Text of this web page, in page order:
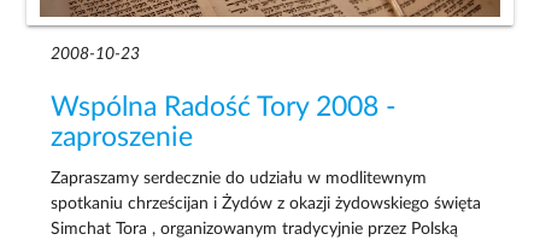
2008-10-23
Wspólna Radość Tory 2008 -
zaproszenie
Zapraszamy serdecznie do udziału w modlitewnym
spotkaniu chrześcijan i Żydów z okazji żydowskiego święta
Simchat Tora , organizowanym tradycyjnie przez Polską